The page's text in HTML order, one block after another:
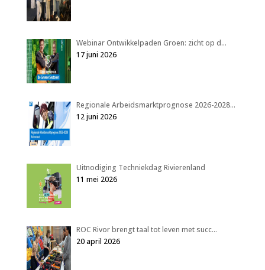
Webinar Ontwikkelpaden Groen: zicht op d…
17 juni 2026
Regionale Arbeidsmarktprognose 2026-2028…
12 juni 2026
Uitnodiging Techniekdag Rivierenland
11 mei 2026
ROC Rivor brengt taal tot leven met succ…
20 april 2026